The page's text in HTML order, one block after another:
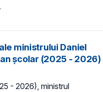
ministrului Daniel
școlar (2025 - 2026)
- 2026), ministrul